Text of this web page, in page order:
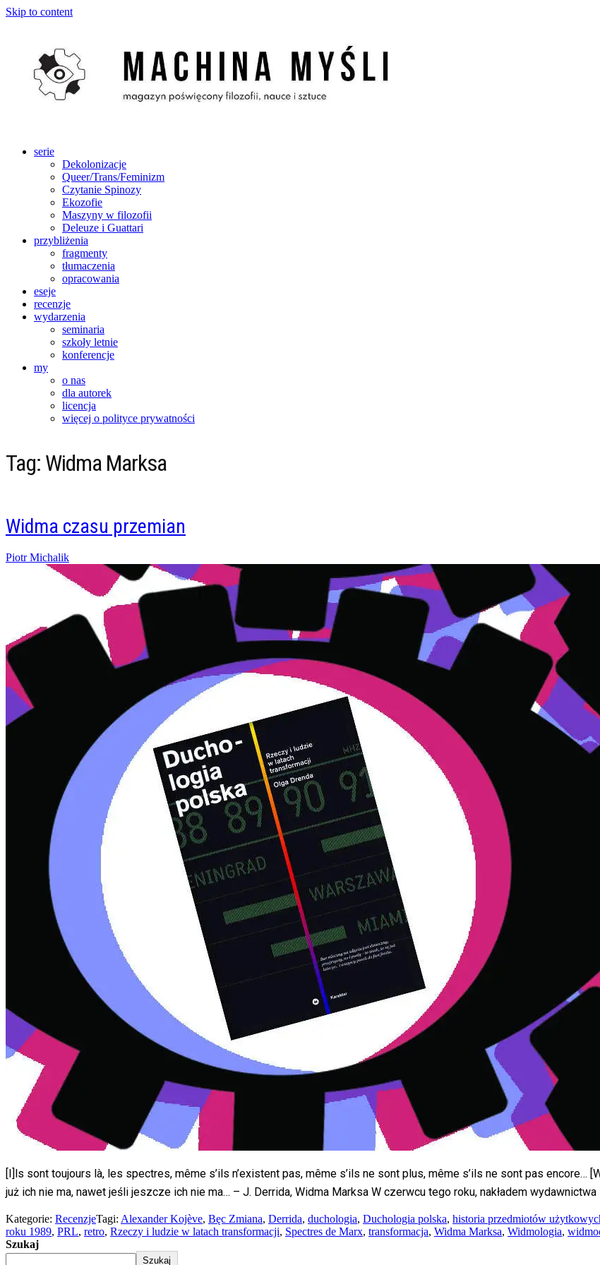
Skip to content
serie
Dekolonizacje
Queer/Trans/Feminizm
Czytanie Spinozy
Ekozofie
Maszyny w filozofii
Deleuze i Guattari
przybliżenia
fragmenty
tłumaczenia
opracowania
eseje
recenzje
wydarzenia
seminaria
szkoły letnie
konferencje
my
o nas
dla autorek
licencja
więcej o polityce prywatności
Tag: Widma Marksa
Widma czasu przemian
Posted
21/05/2017
Piotr Michalik
[I]ls sont toujours là, les spectres, même s’ils n’existent pas, même s’ils ne sont plus, même s’ils ne sont pas
już ich nie ma, nawet jeśli jeszcze ich nie ma… – J. Derrida, Widma Marksa W czerwcu tego roku, nakładem wydawnictwa
Kategorie: RecenzjeTagi: Alexander Kojève, Bęc Zmiana, Derrida, duchologia, Duchologia polska, historia przedmiotów
roku 1989, PRL, retro, Rzeczy i ludzie w latach transformacji, Spectres de Marx, transformacja, Widma Marksa, Widmologia,
Szukaj
Szukaj